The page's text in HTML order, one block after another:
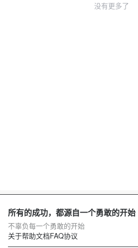
没有更多了
所有的成功，都源自一个勇敢的开始
不辜负每一个勇敢的开始
关于帮助文档FAQ协议